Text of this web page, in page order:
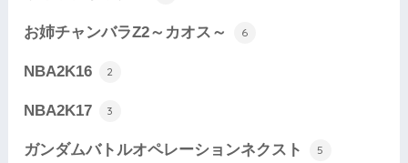
お姉チャンバラZ2～カオス～ 6
NBA2K16 2
NBA2K17 3
ガンダムバトルオペレーションネクスト 5